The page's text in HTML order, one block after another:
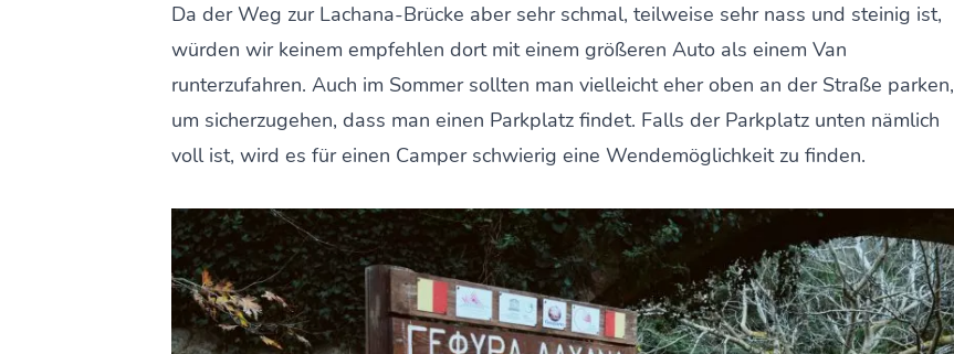
Da der Weg zur Lachana-Brücke aber sehr schmal, teilweise sehr nass und steinig ist,
würden wir keinem empfehlen dort mit einem größeren Auto als einem Van
runterzufahren. Auch im Sommer sollten man vielleicht eher oben an der Straße parken,
um sicherzugehen, dass man einen Parkplatz findet. Falls der Parkplatz unten nämlich
voll ist, wird es für einen Camper schwierig eine Wendemöglichkeit zu finden.